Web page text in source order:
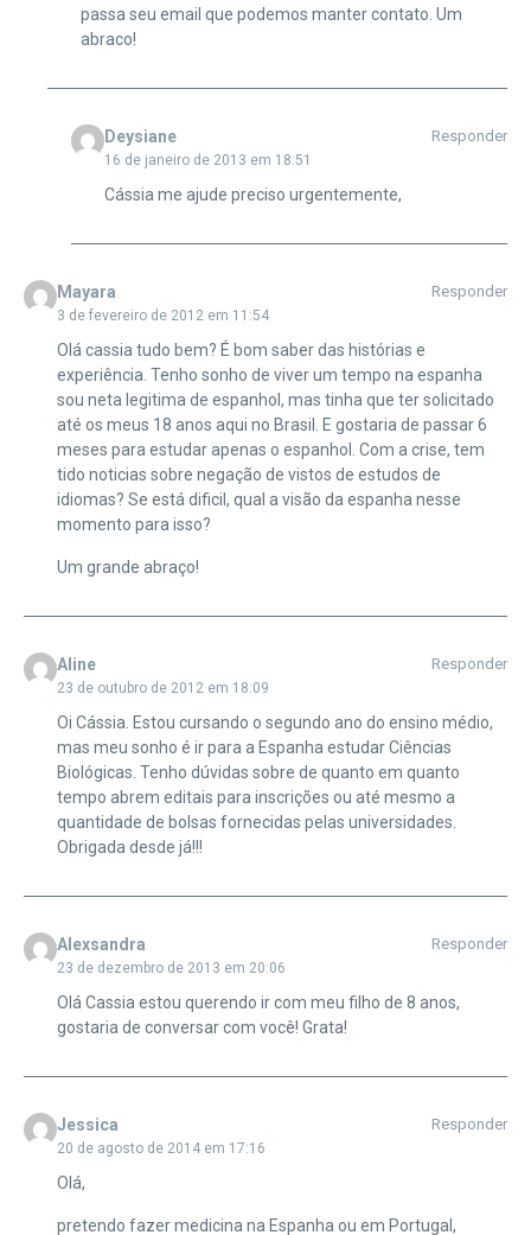
passa seu email que podemos manter contato. Um
abraco!
Deysiane
16 de janeiro de 2013 em 18:51
Responder
Cássia me ajude preciso urgentemente,
Mayara
3 de fevereiro de 2012 em 11:54
Responder
Olá cassia tudo bem? É bom saber das histórias e
experiência. Tenho sonho de viver um tempo na espanha
sou neta legitima de espanhol, mas tinha que ter solicitado
até os meus 18 anos aqui no Brasil. E gostaria de passar 6
meses para estudar apenas o espanhol. Com a crise, tem
tido noticias sobre negação de vistos de estudos de
idiomas? Se está dificil, qual a visão da espanha nesse
momento para isso?
Um grande abraço!
Aline
23 de outubro de 2012 em 18:09
Responder
Oi Cássia. Estou cursando o segundo ano do ensino médio,
mas meu sonho é ir para a Espanha estudar Ciências
Biológicas. Tenho dúvidas sobre de quanto em quanto
tempo abrem editais para inscrições ou até mesmo a
quantidade de bolsas fornecidas pelas universidades.
Obrigada desde já!!!
Alexsandra
23 de dezembro de 2013 em 20:06
Responder
Olá Cassia estou querendo ir com meu filho de 8 anos,
gostaria de conversar com você! Grata!
Jessica
20 de agosto de 2014 em 17:16
Responder
Olá,
pretendo fazer medicina na Espanha ou em Portugal,